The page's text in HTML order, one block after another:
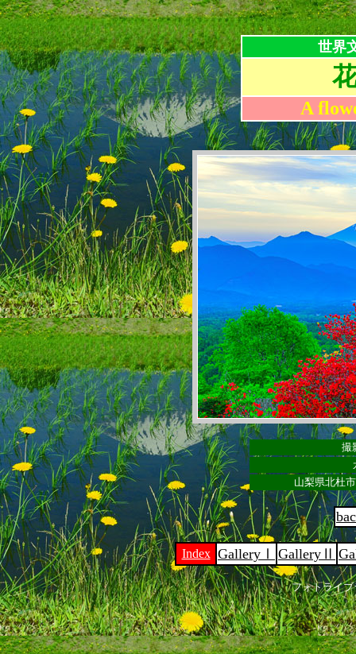
世界
A
撮
山梨県北杜
Index GalleryⅠ GalleryⅡ
フォトライ